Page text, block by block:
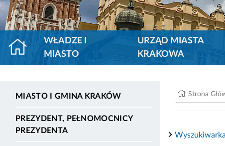
WŁADZE I
MIASTO
URZĄD MIASTA
KRAKOWA
MIASTO I GMINA KRAKÓW
PREZYDENT, PEŁNOMOCNICY
PREZYDENTA
Strona